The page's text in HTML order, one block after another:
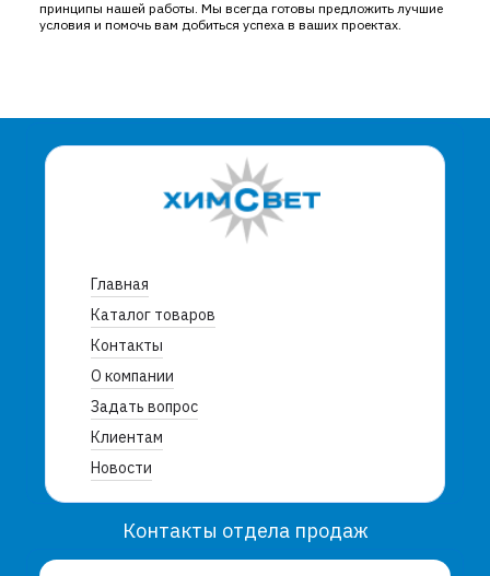
принципы нашей работы. Мы всегда готовы предложить лучшие
условия и помочь вам добиться успеха в ваших проектах.
Главная
Каталог товаров
Контакты
О компании
Задать вопрос
Клиентам
Новости
Контакты отдела продаж